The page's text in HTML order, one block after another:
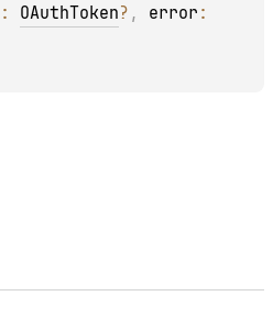
: OAuthToken? , error